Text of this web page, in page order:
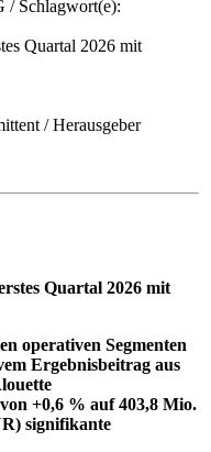
Schlagwort(e):
Quartal 2026 mit
/ Herausgeber
Quartal 2026 mit
operativen Segmenten
Ergebnisbeitrag aus
+0,6 % auf 403,8 Mio.
signifikante